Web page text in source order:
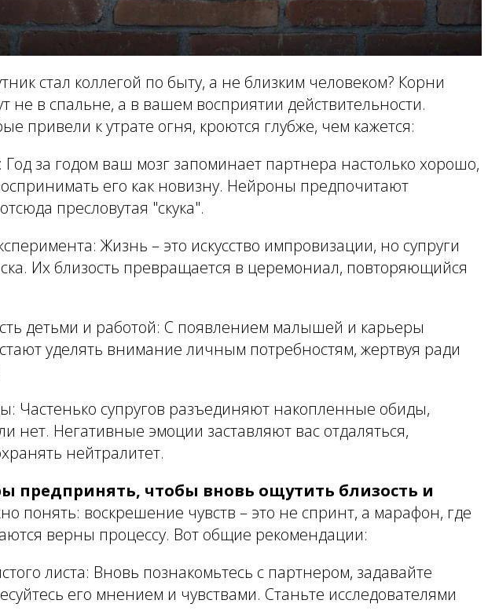
стал коллегой по быту, а не близким человеком? Корни
не в спальне, а в вашем восприятии действительности.
привели к утрате огня, кроются глубже, чем кажется:
Год за годом ваш мозг запоминает партнера настолько хорошо,
его как новизну. Нейроны предпочитают
пресловутая "скука".
: Жизнь – это искусство импровизации, но супруги
Их близость превращается в церемониал, повторяющийся
детьми и работой: С появлением малышей и карьеры
уделять внимание личным потребностям, жертвуя ради
: Частенько супругов разъединяют накопленные обиды,
нет. Негативные эмоции заставляют вас отдаляться,
нейтралитет.
предпринять, чтобы вновь ощутить близость и
понять: воскрешение чувств – это не спринт, а марафон, где
верны процессу. Вот общие рекомендации:
листа: Вновь познакомьтесь с партнером, задавайте
его мнением и чувствами. Станьте исследователями